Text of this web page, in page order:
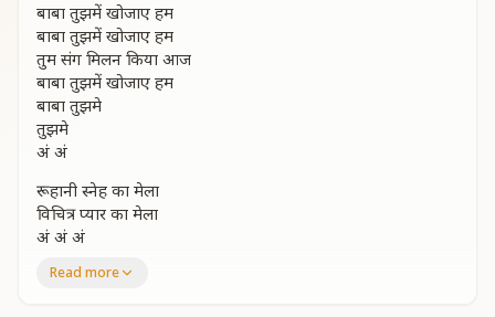
बाबा तुझमें खोजाए हम
बाबा तुझमें खोजाए हम
तुम संग मिलन किया आज
बाबा तुझमें खोजाए हम
बाबा तुझमे
तुझमे
अं अं
रूहानी स्नेह का मेला
विचित्र प्यार का मेला
अं अं अं
विचित्र प्यार का मेला
Read more